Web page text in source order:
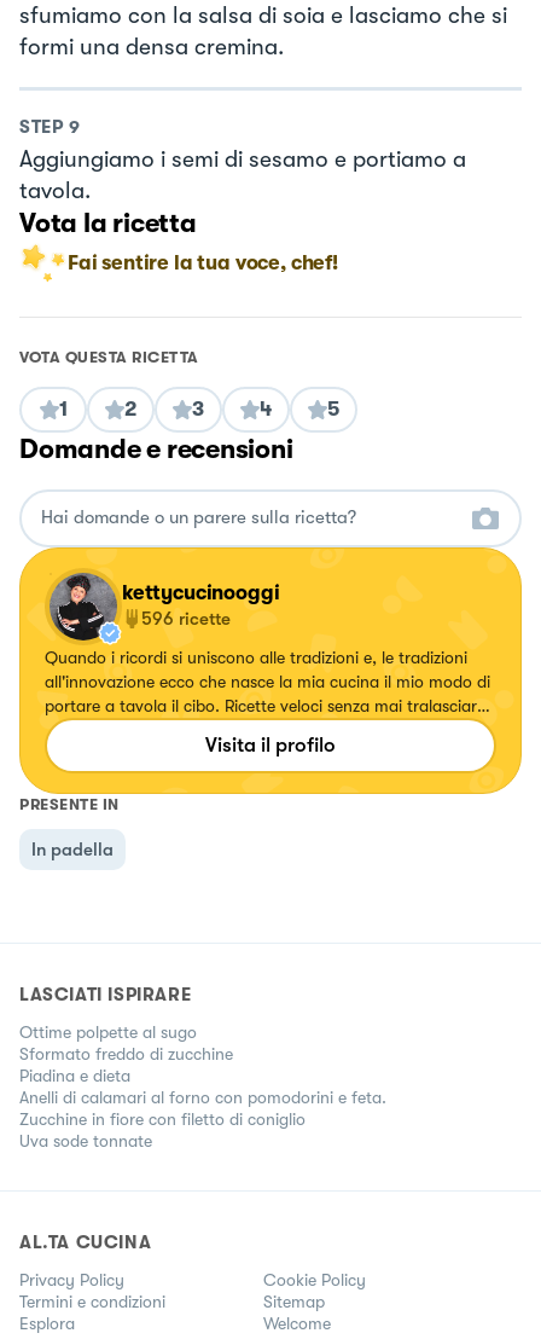
sfumiamo con la salsa di soia e lasciamo che si
formi una densa cremina.
STEP 9
Aggiungiamo i semi di sesamo e portiamo a
tavola.
Vota la ricetta
Fai sentire la tua voce, chef!
VOTA QUESTA RICETTA
1 2 3 4 5
Domande e recensioni
kettycucinooggi
596 ricette
Quando i ricordi si uniscono alle tradizioni e, le tradizioni
all'innovazione ecco che nasce la mia cucina il mio modo di
portare a tavola il cibo. Ricette veloci senza mai tralasciare
il gusto.
Visita il profilo
PRESENTE IN
In padella
LASCIATI ISPIRARE
Ottime polpette al sugo
Sformato freddo di zucchine
Piadina e dieta
Anelli di calamari al forno con pomodorini e feta.
Zucchine in fiore con filetto di coniglio
Uva sode tonnate
AL.TA CUCINA
Privacy Policy
Cookie Policy
Termini e condizioni
Sitemap
Esplora
Welcome